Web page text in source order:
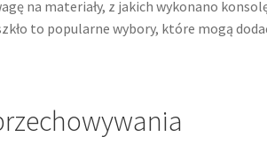
na materiały, z jakich wykonano
to popularne wybory, które mogą